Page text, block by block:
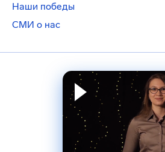
Наши победы
СМИ о нас